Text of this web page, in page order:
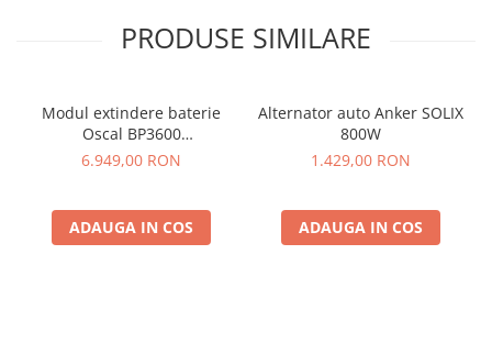
PRODUSE SIMILARE
Modul extindere baterie
Oscal BP3600
Negru,display, compatibil
6.949,00 RON
ADAUGA IN COS
Alternator auto Anker SOLIX
800W
1.429,00 RON
ADAUGA IN COS